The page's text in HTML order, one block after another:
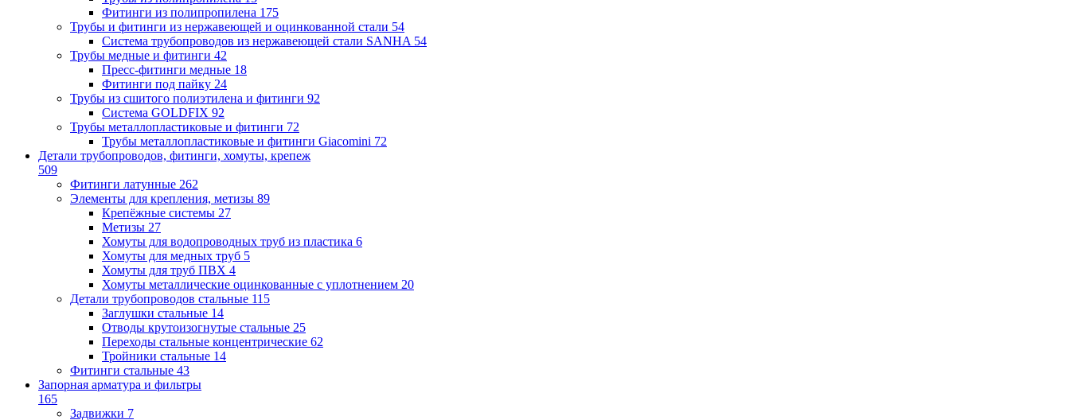
Фитинги из полипропилена 175
Трубы и фитинги из нержавеющей и оцинкованной стали 54
Система трубопроводов из нержавеющей стали SANHA 54
Трубы медные и фитинги 42
Пресс-фитинги медные 18
Фитинги под пайку 24
Трубы из сшитого полиэтилена и фитинги 92
Система GOLDFIX 92
Трубы металлопластиковые и фитинги 72
Трубы металлопластиковые и фитинги Giacomini 72
Детали трубопроводов, фитинги, хомуты, крепеж
509
Фитинги латунные 262
Элементы для крепления, метизы 89
Крепёжные системы 27
Метизы 27
Хомуты для водопроводных труб из пластика 6
Хомуты для медных труб 5
Хомуты для труб ПВХ 4
Хомуты металлические оцинкованные с уплотнением 20
Детали трубопроводов стальные 115
Заглушки стальные 14
Отводы крутоизогнутые стальные 25
Переходы стальные концентрические 62
Тройники стальные 14
Фитинги стальные 43
Запорная арматура и фильтры
165
Задвижки 7